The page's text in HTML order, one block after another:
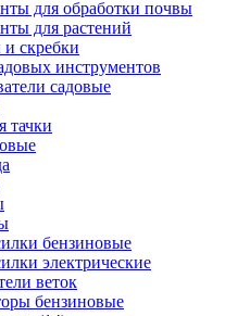
для обработки почвы
для растений
скребки
инструментов
садовые
тачки
бензиновые
электрические
веток
бензиновые